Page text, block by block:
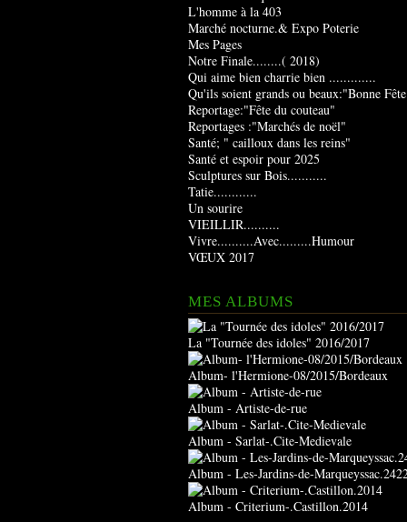
L'homme à la 403
Marché nocturne.& Expo Poterie
Mes Pages
Notre Finale........( 2018)
Qui aime bien charrie bien .............
Qu'ils soient grands ou beaux:"Bonne
Reportage:"Fête du couteau"
Reportages :"Marchés de noël"
Santé; " cailloux dans les reins"
Santé et espoir pour 2025
Sculptures sur Bois...........
Tatie............
Un sourire
VIEILLIR..........
Vivre..........Avec.........Humour
VŒUX 2017
MES ALBUMS
La "Tournée des idoles" 2016/2017
Album- l'Hermione-08/2015/Bordeaux
Album - Artiste-de-rue
Album - Sarlat-.Cite-Medievale
Album - Les-Jardins-de-
Album - Criterium-.Castillon.2014